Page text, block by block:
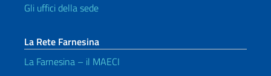
Gli uffici della sede
La Rete Farnesina
La Farnesina – il MAECI